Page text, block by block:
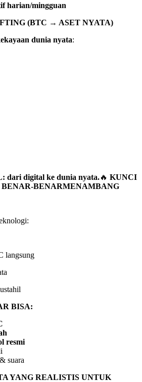
harian/mingguan
(BTC → ASET NYATA)
dunia nyata:
dari digital ke dunia nyata.🔥 KUNCI
BENARMENAMBANG
langsung
BISA:
resmi
suara
YANG REALISTIS UNTUK